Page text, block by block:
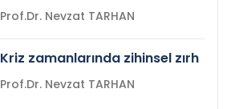
Prof.Dr. Nevzat TARHAN
Kriz zamanlarında zihinsel zırh
Prof.Dr. Nevzat TARHAN